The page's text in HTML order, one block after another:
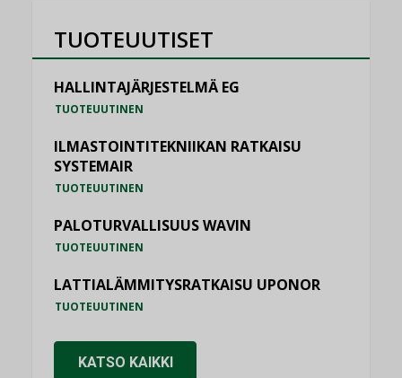
TUOTEUUTISET
HALLINTAJÄRJESTELMÄ EG
TUOTEUUTINEN
ILMASTOINTITEKNIIKAN RATKAISU
SYSTEMAIR
TUOTEUUTINEN
PALOTURVALLISUUS WAVIN
TUOTEUUTINEN
LATTIALÄMMITYSRATKAISU UPONOR
TUOTEUUTINEN
KATSO KAIKKI